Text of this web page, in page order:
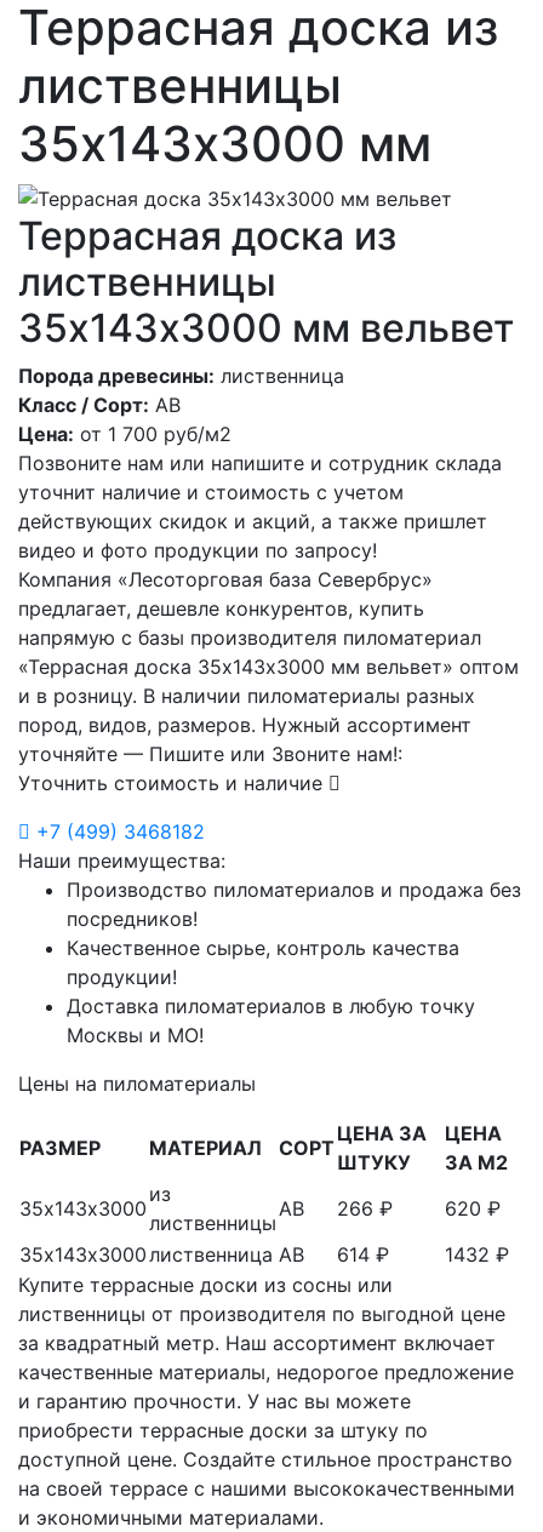
Террасная доска из
лиственницы
35х143х3000 мм
Террасная доска из
лиственницы
35х143х3000 мм вельвет
Порода древесины: лиственница
Класс / Сорт: АВ
Цена: от 1 700 руб/м2
Позвоните нам или напишите и сотрудник склада
уточнит наличие и стоимость с учетом
действующих скидок и акций, а также пришлет
видео и фото продукции по запросу!
Компания «Лесоторговая база Севербрус»
предлагает, дешевле конкурентов, купить
напрямую с базы производителя пиломатериал
«Террасная доска 35х143х3000 мм вельвет» оптом
и в розницу. В наличии пиломатериалы разных
пород, видов, размеров. Нужный ассортимент
уточняйте — Пишите или Звоните нам!:
Уточнить стоимость и наличие
+7 (499) 3468182
Наши преимущества:
Производство пиломатериалов и продажа без
посредников!
Качественное сырье, контроль качества
продукции!
Доставка пиломатериалов в любую точку
Москвы и МО!
Цены на пиломатериалы
РАЗМЕР МАТЕРИАЛ СОРТ
ЦЕНА ЗА
ШТУКУ
ЦЕНА
ЗА М2
35х143х3000
из
лиственницы
АВ 266 ₽
620 ₽
35х143х3000лиственница АВ 614 ₽
1432 ₽
Купите террасные доски из сосны или
лиственницы от производителя по выгодной цене
за квадратный метр. Наш ассортимент включает
качественные материалы, недорогое предложение
и гарантию прочности. У нас вы можете
приобрести террасные доски за штуку по
доступной цене. Создайте стильное пространство
на своей террасе с нашими высококачественными
и экономичными материалами.